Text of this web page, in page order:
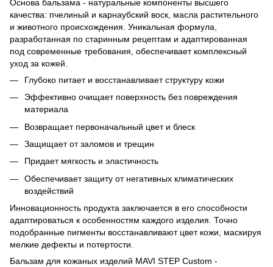
Основа бальзама - натуральные компоненты высшего
качества: пчелиный и карнаубский воск, масла растительного
и животного происхождения. Уникальная формула,
разработанная по старинным рецептам и адаптированная
под современные требования, обеспечивает комплексный
уход за кожей.
Глубоко питает и восстанавливает структуру кожи
Эффективно очищает поверхность без повреждения
материала
Возвращает первоначальный цвет и блеск
Защищает от заломов и трещин
Придает мягкость и эластичность
Обеспечивает защиту от негативных климатических
воздействий
Инновационность продукта заключается в его способности
адаптироваться к особенностям каждого изделия. Точно
подобранные пигменты восстанавливают цвет кожи, маскируя
мелкие дефекты и потертости.
Бальзам для кожаных изделий MAVI STEP Custom -